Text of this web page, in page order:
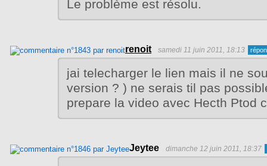
Le problème est résolu.
renoit samedi 11 juin 2011, 18:13
jai telecharger le lien mais il ne
version ? ) ne serais til pas
prepare la video avec Hecth Ptod
Jeytee dimanche 12 juin 2011, 18:37